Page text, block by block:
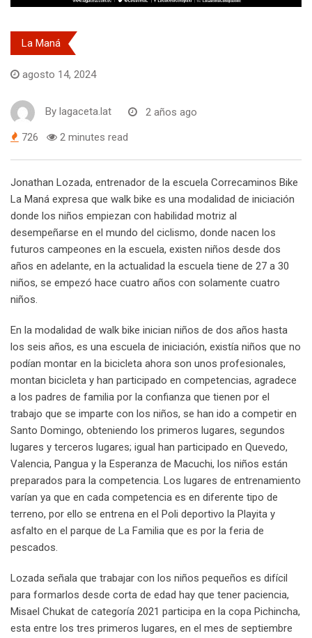
La Maná
agosto 14, 2024
By lagaceta.lat 2 años ago
726 2 minutes read
Jonathan Lozada, entrenador de la escuela Correcaminos Bike
La Maná expresa que walk bike es una modalidad de iniciación
donde los niños empiezan con habilidad motriz al
desempeñarse en el mundo del ciclismo, donde nacen los
futuros campeones en la escuela, existen niños desde dos
años en adelante, en la actualidad la escuela tiene de 27 a 30
niños, se empezó hace cuatro años con solamente cuatro
niños.
En la modalidad de walk bike inician niños de dos años hasta
los seis años, es una escuela de iniciación, existía niños que no
podían montar en la bicicleta ahora son unos profesionales,
montan bicicleta y han participado en competencias, agradece
a los padres de familia por la confianza que tienen por el
trabajo que se imparte con los niños, se han ido a competir en
Santo Domingo, obteniendo los primeros lugares, segundos
lugares y terceros lugares; igual han participado en Quevedo,
Valencia, Pangua y la Esperanza de Macuchi, los niños están
preparados para la competencia. Los lugares de entrenamiento
varían ya que en cada competencia es en diferente tipo de
terreno, por ello se entrena en el Poli deportivo la Playita y
asfalto en el parque de La Familia que es por la feria de
pescados.
Lozada señala que trabajar con los niños pequeños es difícil
para formarlos desde corta de edad hay que tener paciencia,
Misael Chukat de categoría 2021 participa en la copa Pichincha,
esta entre los tres primeros lugares, en el mes de septiembre